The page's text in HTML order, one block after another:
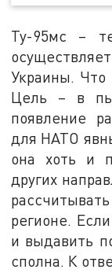
Ту-95мс –
Украины. Что
Цель – в
появление
для НАТО
она хоть и
других
регионе.
и выдавить
сполна. К